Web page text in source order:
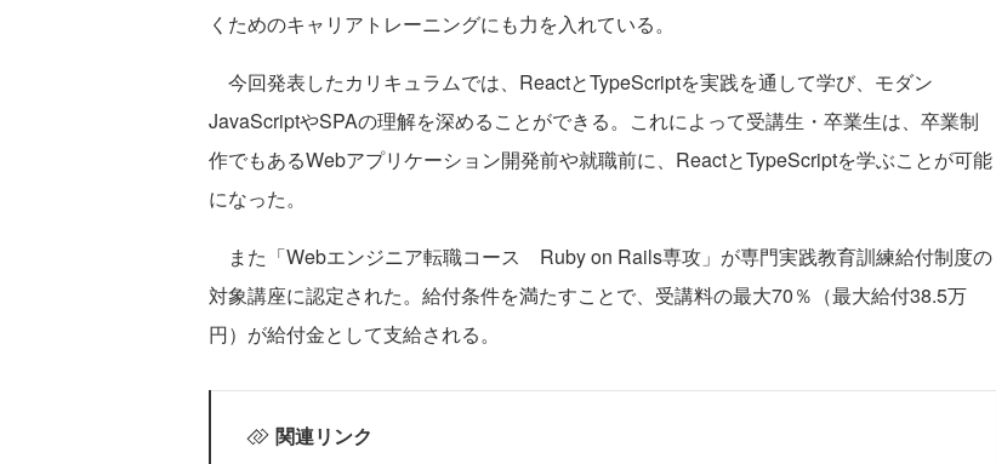
くためのキャリアトレーニングにも力を入れている。
今回発表したカリキュラムでは、ReactとTypeScriptを実践を通して学び、モダン
JavaScriptやSPAの理解を深めることができる。これによって受講生・卒業生は、卒業制
作でもあるWebアプリケーション開発前や就職前に、ReactとTypeScriptを学ぶことが可能
になった。
また「Webエンジニア転職コース Ruby on Rails専攻」が専門実践教育訓練給付制度の
対象講座に認定された。給付条件を満たすことで、受講料の最大70％（最大給付38.5万
円）が給付金として支給される。
関連リンク